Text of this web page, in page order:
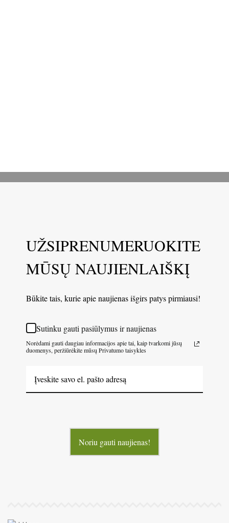
UŽSIPRENUMERUOKITE
MŪSŲ NAUJIENLAIŠKĮ
Būkite tais, kurie apie naujienas išgirs patys pirmiausi!
Sutinku gauti pasiūlymus ir naujienas
Norėdami gauti daugiau informacijos apie tai, kaip tvarkomi jūsų
duomenys, peržiūrėkite mūsų Privatumo taisykles
Noriu gauti naujienas!